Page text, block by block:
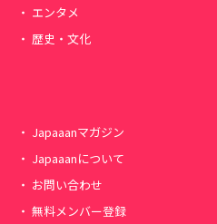
エンタメ
歴史・文化
Japaaanマガジン
Japaaanについて
お問い合わせ
無料メンバー登録